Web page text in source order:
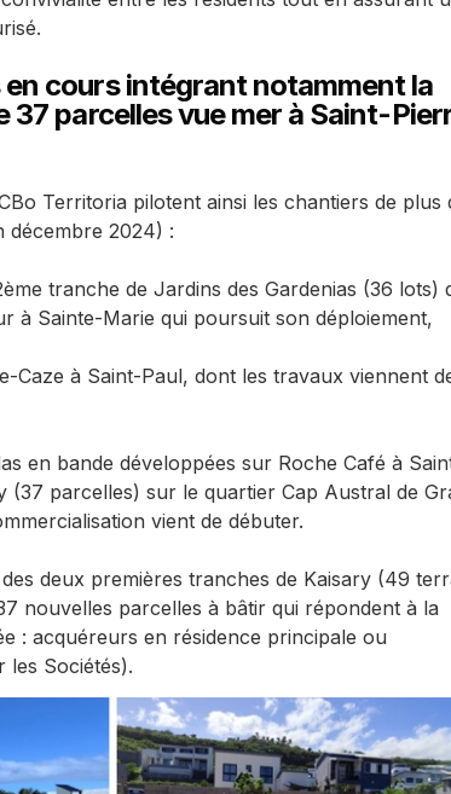
cours intégrant notamment la
37 parcelles vue mer à Saint-
Territoria pilotent ainsi les chantiers de plus
décembre 2024) :
tranche de Jardins des Gardenias (36 lots)
à Sainte-Marie qui poursuit son déploiement,
Caze à Saint-Paul, dont les travaux viennent
en bande développées sur Roche Café à
(37 parcelles) sur le quartier Cap Austral de
vient de débuter.
deux premières tranches de Kaisary (49
nouvelles parcelles à bâtir qui répondent à la
: acquéreurs en résidence principale ou
les Sociétés).